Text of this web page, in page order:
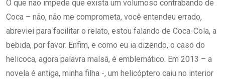
O que não impede que exista um volumoso contrabando de
Coca – não, não me comprometa, você entendeu errado,
abreviei para facilitar o relato, estou falando de Coca-Cola, a
bebida, por favor. Enfim, e como eu ia dizendo, o caso do
helicoca, agora palavra malsã, é emblemático. Em 2013 – a
novela é antiga, minha filha -, um helicóptero caiu no interior